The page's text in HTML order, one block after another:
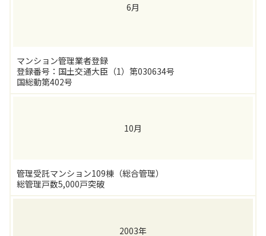
6月
マンション管理業者登録
登録番号：国土交通大臣（1）第030634号
国総動第402号
10月
管理受託マンション109棟（総合管理）
総管理戸数5,000戸突破
2003年